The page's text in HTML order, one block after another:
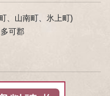
、山南町、氷上町)
可郡